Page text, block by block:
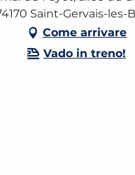
Saint-Gervais-les-
Come arrivare
Vado in treno!